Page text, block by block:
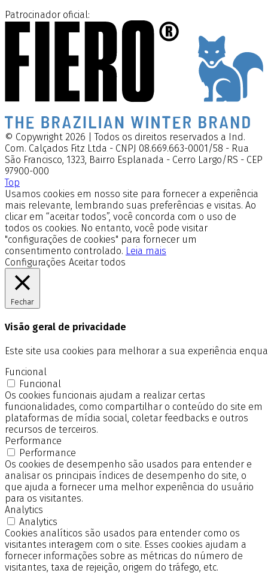
Patrocinador oficial:
© Copywright 2026 | Todos os direitos reservados a Ind.
Com. Calçados Fitz Ltda - CNPJ 08.669.663-0001/58 - Rua
São Francisco, 1323, Bairro Esplanada - Cerro Largo/RS - CEP
97900-000
Top
Usamos cookies em nosso site para fornecer a experiência
mais relevante, lembrando suas preferências e visitas. Ao
clicar em “aceitar todos”, você concorda com o uso de
todos os cookies. No entanto, você pode visitar
"configurações de cookies" para fornecer um
consentimento controlado. Leia mais
Configurações Aceitar todos
Fechar
Visão geral de privacidade
Este site usa cookies para melhorar a sua experiência
Funcional
Funcional
Os cookies funcionais ajudam a realizar certas
funcionalidades, como compartilhar o conteúdo do site em
plataformas de mídia social, coletar feedbacks e outros
recursos de terceiros.
Performance
Performance
Os cookies de desempenho são usados para entender e
analisar os principais índices de desempenho do site, o
que ajuda a fornecer uma melhor experiência do usuário
para os visitantes.
Analytics
Analytics
Cookies analíticos são usados para entender como os
visitantes interagem com o site. Esses cookies ajudam a
fornecer informações sobre as métricas do número de
visitantes, taxa de rejeição, origem do tráfego, etc.